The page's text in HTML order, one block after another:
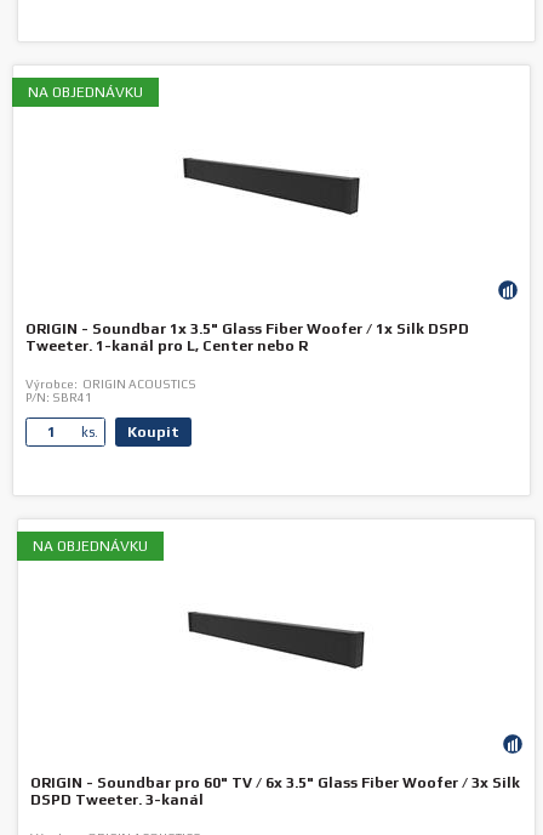
NA OBJEDNÁVKU
ORIGIN - Soundbar 1x 3.5" Glass Fiber Woofer / 1x Silk DSPD
Tweeter. 1-kanál pro L, Center nebo R
Výrobce: ORIGIN ACOUSTICS
P/N: SBR41
ks. Koupit
NA OBJEDNÁVKU
ORIGIN - Soundbar pro 60" TV / 6x 3.5" Glass Fiber Woofer / 3x Silk
DSPD Tweeter. 3-kanál